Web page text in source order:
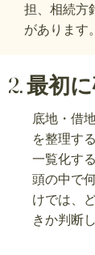
担、相続方
があります。
2. 最初
底地・借
を整理す
一覧化す
頭の中で
けでは、
きか判断